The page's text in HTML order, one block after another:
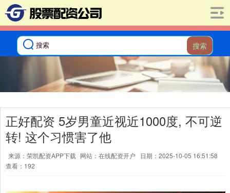
搜索
正好配资 5岁男童近视近1000度, 不可逆
转! 这个习惯害了他
来源：荣凯配资APP下载 网站：在线配资开户
日期：2025-10-05 16:51:58
查看：192